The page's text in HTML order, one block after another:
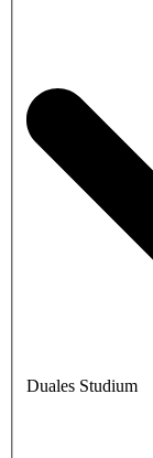
Duales Studium